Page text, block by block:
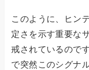
このように、ヒン
定さを示す重要な
戒されているので
で突然このシグナ